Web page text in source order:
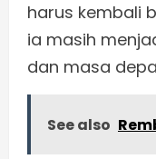
harus kembali
ia masih
dan masa
See also